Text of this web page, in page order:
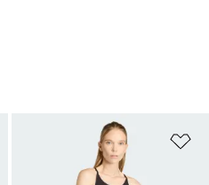
Ajouter à la Liste de produits